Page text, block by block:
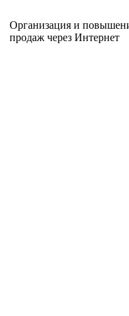
Организация и
продаж через Интернет